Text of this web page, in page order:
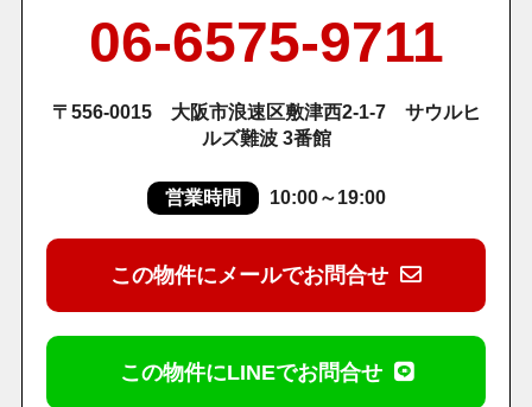
06-6575-9711
〒556-0015 大阪市浪速区敷津西2-1-7 サウルヒ
ルズ難波 3番館
営業時間 10:00～19:00
この物件にメールでお問合せ
この物件にLINEでお問合せ